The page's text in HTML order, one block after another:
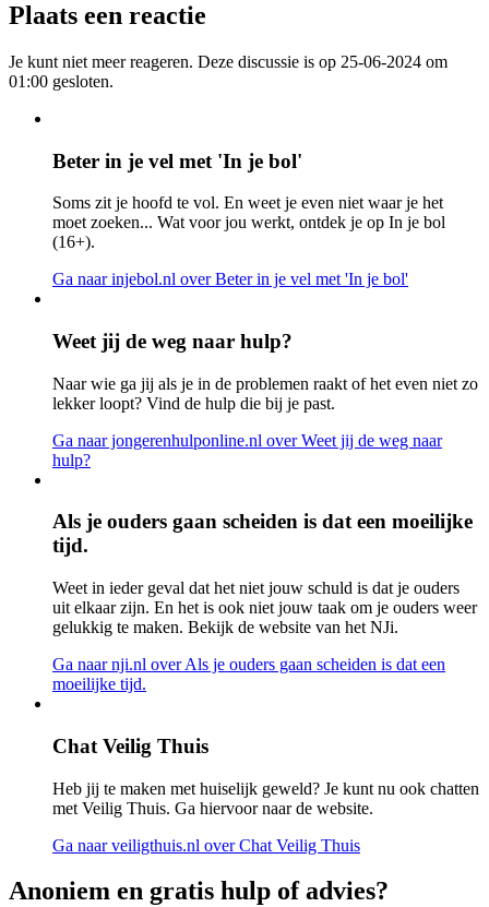
Plaats een reactie
Je kunt niet meer reageren. Deze discussie is op 25-06-2024 om
01:00 gesloten.
Beter in je vel met 'In je bol'
Soms zit je hoofd te vol. En weet je even niet waar je het
moet zoeken... Wat voor jou werkt, ontdek je op In je bol
(16+).
Ga naar injebol.nl over Beter in je vel met 'In je bol'
Weet jij de weg naar hulp?
Naar wie ga jij als je in de problemen raakt of het even niet zo
lekker loopt? Vind de hulp die bij je past.
Ga naar jongerenhulponline.nl over Weet jij de weg naar
hulp?
Als je ouders gaan scheiden is dat een moeilijke
tijd.
Weet in ieder geval dat het niet jouw schuld is dat je ouders
uit elkaar zijn. En het is ook niet jouw taak om je ouders weer
gelukkig te maken. Bekijk de website van het NJi.
Ga naar nji.nl over Als je ouders gaan scheiden is dat een
moeilijke tijd.
Chat Veilig Thuis
Heb jij te maken met huiselijk geweld? Je kunt nu ook chatten
met Veilig Thuis. Ga hiervoor naar de website.
Ga naar veiligthuis.nl over Chat Veilig Thuis
Anoniem en gratis hulp of advies?